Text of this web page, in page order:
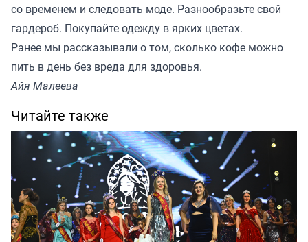
со временем и следовать моде. Разнообразьте свой
гардероб. Покупайте одежду в ярких цветах.
Ранее мы рассказывали о том, сколько кофе можно
пить в день без вреда для здоровья.
Айя Малеева
Читайте также